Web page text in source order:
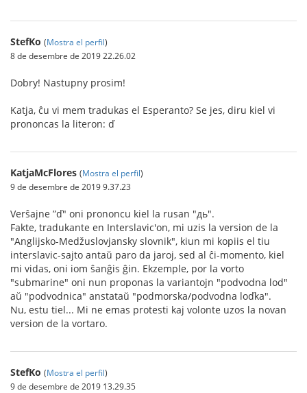
StefKo (Mostra el perfil)
8 de desembre de 2019 22.26.02
Dobry! Nastupny prosim!
Katja, ĉu vi mem tradukas el Esperanto? Se jes, diru kiel vi
prononcas la literon: ď
KatjaMcFlores (Mostra el perfil)
9 de desembre de 2019 9.37.23
Verŝajne ”ď" oni prononcu kiel la rusan "дь".
Fakte, tradukante en Interslavic'on, mi uzis la version de la
"Anglijsko-Medžuslovjansky slovnik", kiun mi kopiis el tiu
interslavic-sajto antaŭ paro da jaroj, sed al ĉi-momento, kiel
mi vidas, oni iom ŝanĝis ĝin. Ekzemple, por la vorto
"submarine" oni nun proponas la variantojn "podvodna lod"
aŭ "podvodnica" anstataŭ "podmorska/podvodna loďka".
Nu, estu tiel... Mi ne emas protesti kaj volonte uzos la novan
version de la vortaro.
StefKo (Mostra el perfil)
9 de desembre de 2019 13.29.35